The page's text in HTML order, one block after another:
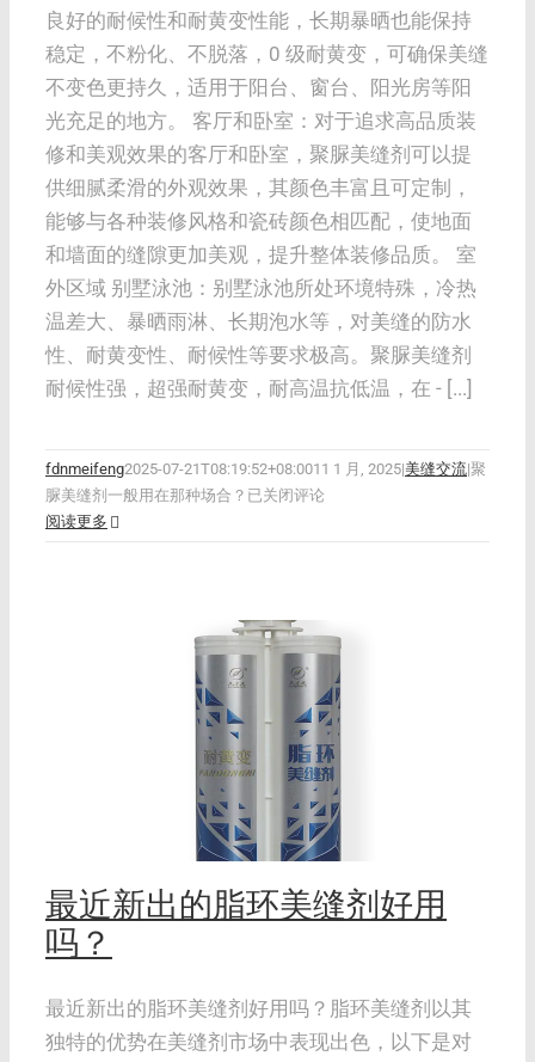
良好的耐候性和耐黄变性能，长期暴晒也能保持
稳定，不粉化、不脱落，0 级耐黄变，可确保美缝
不变色更持久，适用于阳台、窗台、阳光房等阳
光充足的地方。 客厅和卧室：对于追求高品质装
修和美观效果的客厅和卧室，聚脲美缝剂可以提
供细腻柔滑的外观效果，其颜色丰富且可定制，
能够与各种装修风格和瓷砖颜色相匹配，使地面
和墙面的缝隙更加美观，提升整体装修品质。 室
外区域 别墅泳池：别墅泳池所处环境特殊，冷热
温差大、暴晒雨淋、长期泡水等，对美缝的防水
性、耐黄变性、耐候性等要求极高。聚脲美缝剂
耐候性强，超强耐黄变，耐高温抗低温，在 - [...]
fdnmeifeng2025-07-21T08:19:52+08:0011 1 月, 2025|美缝交流|聚
脲美缝剂一般用在那种场合？ 已关闭评论
阅读更多
最近新出的脂环美缝剂好用
吗？
最近新出的脂环美缝剂好用吗？脂环美缝剂以其
独特的优势在美缝剂市场中表现出色，以下是对